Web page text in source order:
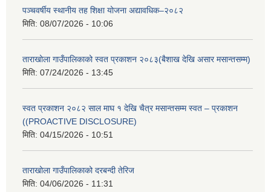
पञ्चवर्षीय स्थानीय तह शिक्षा योजना अद्यावधिक–२०८२
मिति: 08/07/2026 - 10:06
ताराखोला गाउँपालिकाको स्वत प्रकाशन २०८३(बैशाख देखि असार मसान्तसम्म)
मिति: 07/24/2026 - 13:45
स्वत प्रकाशन २०८२ साल माघ १ देखि चैत्र मसान्तसम्म स्वत – प्रकाशन
((PROACTIVE DISCLOSURE)
मिति: 04/15/2026 - 10:51
ताराखोला गाउँपालिकाको दरबन्दी तेरिज
मिति: 04/06/2026 - 11:31